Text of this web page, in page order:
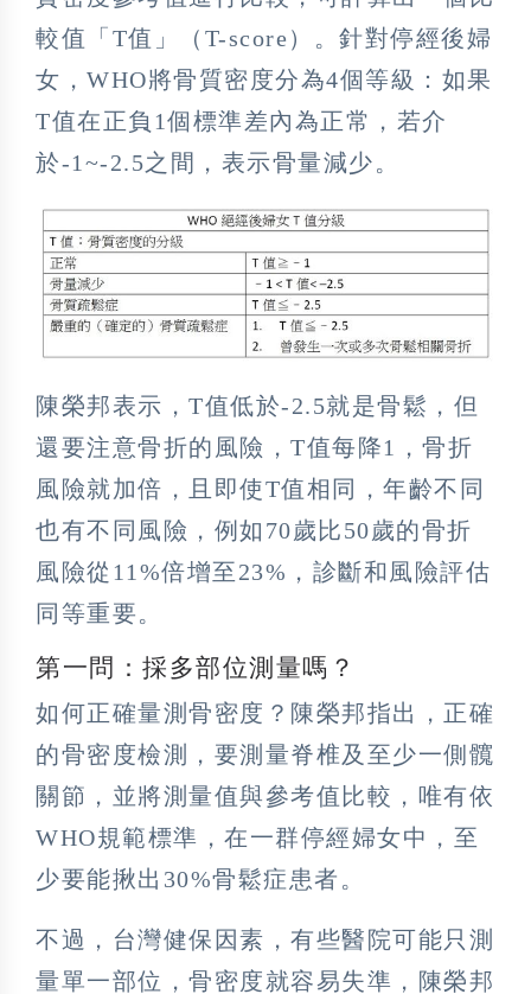
較值「T值」（T-score）。針對停經後婦
女，WHO將骨質密度分為4個等級：如果
T值在正負1個標準差內為正常，若介
於-1~-2.5之間，表示骨量減少。
陳榮邦表示，T值低於-2.5就是骨鬆，但
還要注意骨折的風險，T值每降1，骨折
風險就加倍，且即使T值相同，年齡不同
也有不同風險，例如70歲比50歲的骨折
風險從11%倍增至23%，診斷和風險評估
同等重要。
第一問：採多部位測量嗎？
如何正確量測骨密度？陳榮邦指出，正確
的骨密度檢測，要測量脊椎及至少一側髖
關節，並將測量值與參考值比較，唯有依
WHO規範標準，在一群停經婦女中，至
少要能揪出30%骨鬆症患者。
不過，台灣健保因素，有些醫院可能只測
量單一部位，骨密度就容易失準，陳榮邦